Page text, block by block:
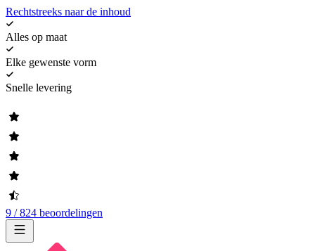
Rechtstreeks naar de inhoud
Alles op maat
Elke gewenste vorm
Snelle levering
9 / 824 beoordelingen